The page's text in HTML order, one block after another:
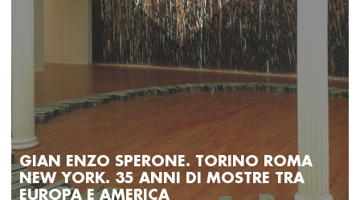
GIAN ENZO SPERONE. TORINO ROMA
NEW YORK. 35 ANNI DI MOSTRE TRA
EUROPA E AMERICA